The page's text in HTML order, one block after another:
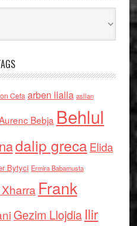
Cefa arben llalla asllan
Bebja Behlul
dalip grecaElida
Bytyci Ermira Babamusta
Frank
Gezim Llojdia Ilir